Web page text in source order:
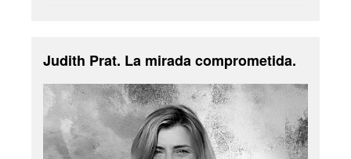
Judith Prat. La mirada comprometida.